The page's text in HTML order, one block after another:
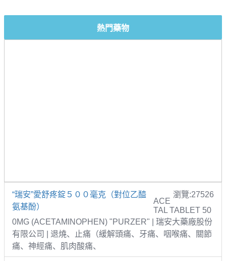
熱門藥物
“瑞安”愛舒疼錠５００毫克（對位乙醯
氨基酚）
瀏覽:27526
ACE
TAL TABLET 50
0MG (ACETAMINOPHEN) "PURZER" | 瑞安大藥廠股份
有限公司 | 退燒、止痛（緩解頭痛、牙痛、咽喉痛、關節
痛、神經痛、肌肉酸痛、